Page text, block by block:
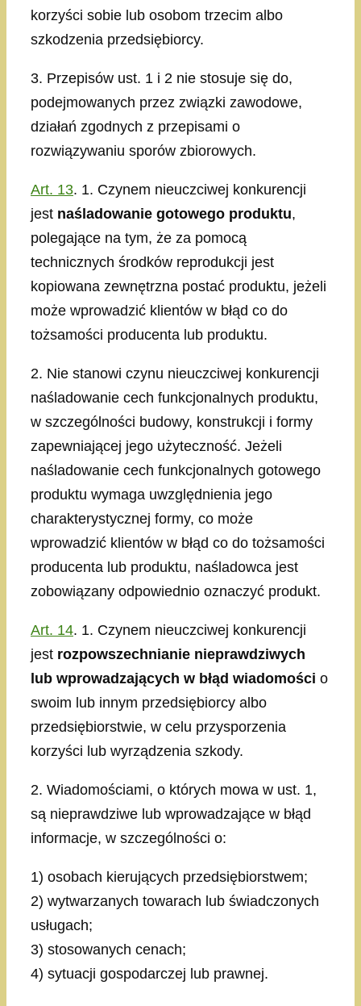
korzyści sobie lub osobom trzecim albo
szkodzenia przedsiębiorcy.
3. Przepisów ust. 1 i 2 nie stosuje się do,
podejmowanych przez związki zawodowe,
działań zgodnych z przepisami o
rozwiązywaniu sporów zbiorowych.
Art. 13. 1. Czynem nieuczciwej konkurencji
jest naśladowanie gotowego produktu,
polegające na tym, że za pomocą
technicznych środków reprodukcji jest
kopiowana zewnętrzna postać produktu, jeżeli
może wprowadzić klientów w błąd co do
tożsamości producenta lub produktu.
2. Nie stanowi czynu nieuczciwej konkurencji
naśladowanie cech funkcjonalnych produktu,
w szczególności budowy, konstrukcji i formy
zapewniającej jego użyteczność. Jeżeli
naśladowanie cech funkcjonalnych gotowego
produktu wymaga uwzględnienia jego
charakterystycznej formy, co może
wprowadzić klientów w błąd co do tożsamości
producenta lub produktu, naśladowca jest
zobowiązany odpowiednio oznaczyć produkt.
Art. 14. 1. Czynem nieuczciwej konkurencji
jest rozpowszechnianie nieprawdziwych
lub wprowadzających w błąd wiadomości o
swoim lub innym przedsiębiorcy albo
przedsiębiorstwie, w celu przysporzenia
korzyści lub wyrządzenia szkody.
2. Wiadomościami, o których mowa w ust. 1,
są nieprawdziwe lub wprowadzające w błąd
informacje, w szczególności o:
1) osobach kierujących przedsiębiorstwem;
2) wytwarzanych towarach lub świadczonych
usługach;
3) stosowanych cenach;
4) sytuacji gospodarczej lub prawnej.